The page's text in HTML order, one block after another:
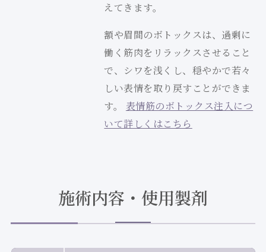
えてきます。
額や眉間のボトックスは、過剰に
働く筋肉をリラックスさせること
で、シワを浅くし、穏やかで若々
しい表情を取り戻すことができま
す。 表情筋のボトックス注入につ
いて詳しくはこちら
施術内容・使用製剤